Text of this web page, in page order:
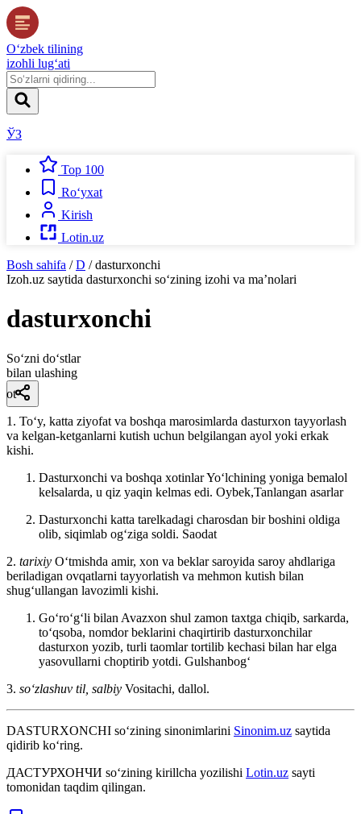
O‘zbek tilining
izohli lug‘ati
ЎЗ
Top 100
Ro‘yxat
Kirish
Lotin.uz
Bosh sahifa / D / dasturxonchi
Izoh.uz saytida dasturxonchi so‘zining izohi va ma’nolari
dasturxonchi
So‘zni do‘stlar
bilan ulashing
ot
1. Toʻy, katta ziyofat va boshqa marosimlarda dasturxon tayyorlash
va kelgan-ketganlarni kutish uchun belgilangan ayol yoki erkak
kishi.
Dasturxonchi va boshqa xotinlar Yoʻlchining yoniga bemalol
kelsalarda, u qiz yaqin kelmas edi. Oybek,Tanlangan asarlar
Dasturxonchi katta tarelkadagi charosdan bir boshini oldiga
olib, siqimlab ogʻziga soldi. Saodat
2. tarixiy Oʻtmishda amir, xon va beklar saroyida saroy ahdlariga
beriladigan ovqatlarni tayyorlatish va mehmon kutish bilan
shugʻullangan lavozimli kishi.
Goʻroʻgʻli bilan Avazxon shul zamon taxtga chiqib, sarkarda,
toʻqsoba, nomdor beklarini chaqirtirib dasturxonchilar
dasturxon yozib, turli taomlar tortilib kechasi bilan har elga
yasovullarni choptirib yotdi. Gulshanbogʻ
3. so‘zlashuv til, salbiy Vositachi, dallol.
DASTURXONCHI so‘zining sinonimlarini Sinonim.uz saytida
qidirib ko‘ring.
ДАСТУРХОНЧИ so‘zining kirillcha yozilishi Lotin.uz sayti
tomonidan taqdim qilingan.